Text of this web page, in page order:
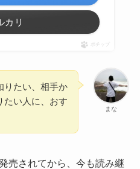
カリ
ポチップ
まな
りたい、相手か
たい人に、おす
売されてから、今も読み継